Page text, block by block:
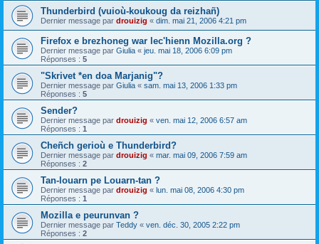
Thunderbird (vuioù-koukoug da reizhañ)
Dernier message par drouizig « dim. mai 21, 2006 4:21 pm
Firefox e brezhoneg war lec'hienn Mozilla.org ?
Dernier message par Giulia « jeu. mai 18, 2006 6:09 pm
Réponses : 5
"Skrivet *en doa Marjanig"?
Dernier message par Giulia « sam. mai 13, 2006 1:33 pm
Réponses : 5
Sender?
Dernier message par drouizig « ven. mai 12, 2006 6:57 am
Réponses : 1
Cheñch gerioù e Thunderbird?
Dernier message par drouizig « mar. mai 09, 2006 7:59 am
Réponses : 2
Tan-louarn pe Louarn-tan ?
Dernier message par drouizig « lun. mai 08, 2006 4:30 pm
Réponses : 1
Mozilla e peurunvan ?
Dernier message par Teddy « ven. déc. 30, 2005 2:22 pm
Réponses : 2